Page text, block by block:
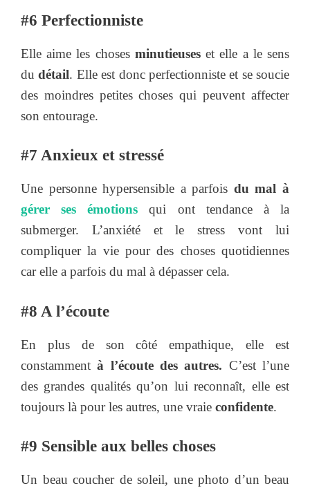
#6 Perfectionniste
Elle aime les choses minutieuseset elle a le sens
dudétail. Elle est donc perfectionniste et se soucie
des moindres petites choses qui peuvent affecter
son entourage.
#7 Anxieux et stressé
Une personne hypersensible a parfois du mal à
gérer ses émotions
qui ont tendance à la
submerger. L’anxiété et le stress vont lui
compliquer la vie pour des choses quotidiennes
car elle a parfois du mal à dépasser cela.
#8 A l’écoute
En plus de son côté empathique, elle est
constammentà l’écoute des autres. C’est l’une
des grandes qualités qu’on lui reconnaît, elle est
toujours là pour les autres, une vraie confidente.
#9 Sensible aux belles choses
Un beau coucher de soleil, une photo d’un beau